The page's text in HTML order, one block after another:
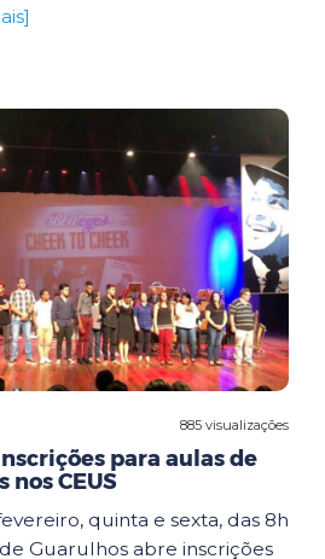
885 visualizações
para aulas de
CEUS
quinta e sexta, das 8h
Guarulhos abre inscrições